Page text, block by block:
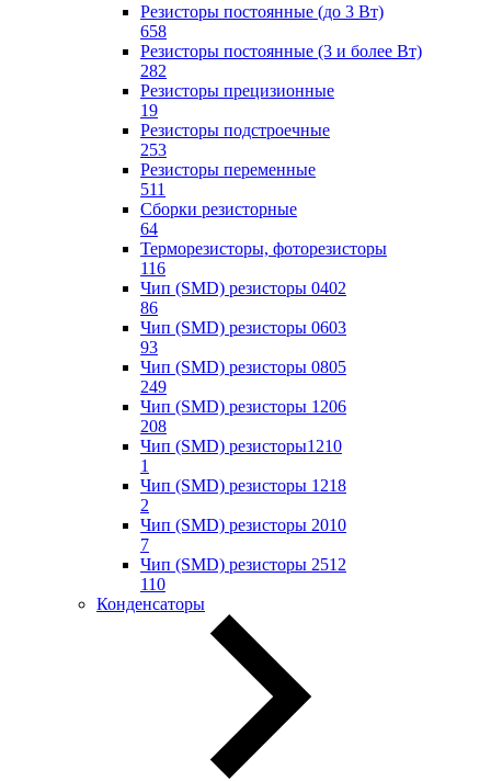
Резисторы постоянные (до 3 Вт)
658
Резисторы постоянные (3 и более Вт)
282
Резисторы прецизионные
19
Резисторы подстроечные
253
Резисторы переменные
511
Сборки резисторные
64
Терморезисторы, фоторезисторы
116
Чип (SMD) резисторы 0402
86
Чип (SMD) резисторы 0603
93
Чип (SMD) резисторы 0805
249
Чип (SMD) резисторы 1206
208
Чип (SMD) резисторы1210
1
Чип (SMD) резисторы 1218
2
Чип (SMD) резисторы 2010
7
Чип (SMD) резисторы 2512
110
Конденсаторы